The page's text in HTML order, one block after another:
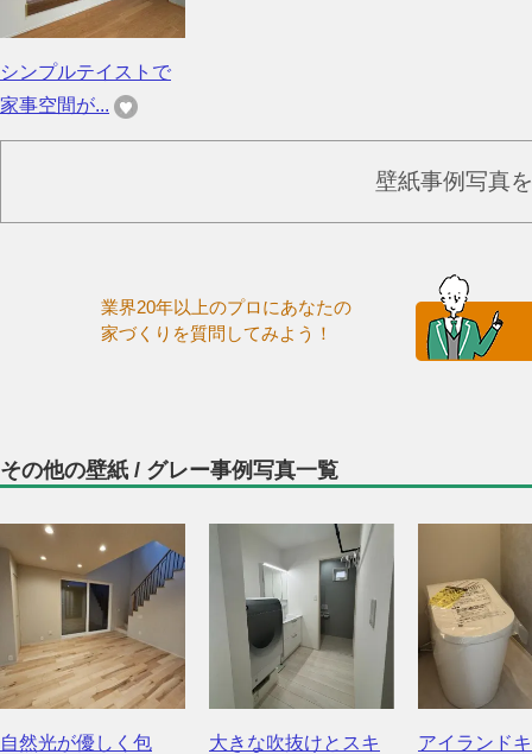
シンプルテイストで
家事空間が...
壁紙事例写真
業界20年以上のプロにあなたの
家づくりを質問してみよう！
その他の壁紙 / グレー事例写真一覧
自然光が優しく包
大きな吹抜けとスキ
アイランド